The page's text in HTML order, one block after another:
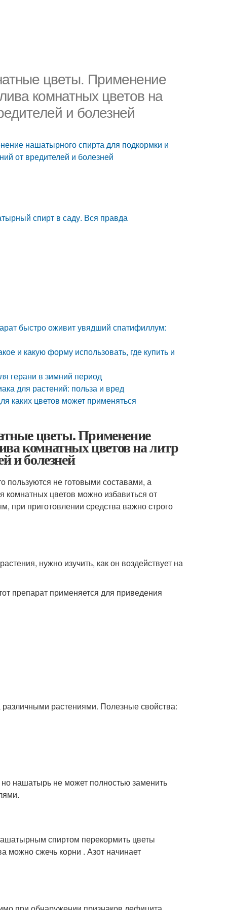
цветы. Применение
комнатных цветов на
и болезней
нашатырного спирта для подкормки и
от вредителей и болезней
спирт в саду. Вся правда
быстро оживит увядший спатифиллум:
и какую форму использовать, где купить и
герани в зимний период
для растений: польза и вред
каких цветов может применяться
цветы. Применение
комнатных цветов на литр
и болезней
не готовыми составами, а
цветов можно избавиться от
при приготовлении средства важно строго
нужно изучить, как он воздействует на
препарат применяется для приведения
растениями. Полезные свойства:
нашатырь не может полностью заменить
спиртом перекормить цветы
можно сжечь корни . Азот начинает